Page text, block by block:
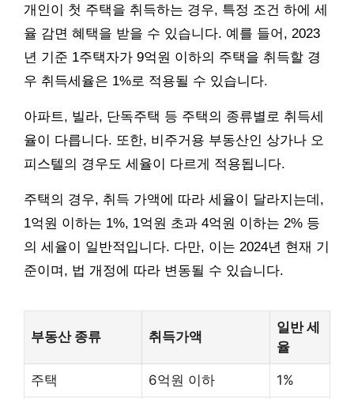
개인이 첫 주택을 취득하는 경우, 특정 조건 하에 세
율 감면 혜택을 받을 수 있습니다. 예를 들어, 2023
년 기준 1주택자가 9억원 이하의 주택을 취득할 경
우 취득세율은 1%로 적용될 수 있습니다.
아파트, 빌라, 단독주택 등 주택의 종류별로 취득세
율이 다릅니다. 또한, 비주거용 부동산인 상가나 오
피스텔의 경우도 세율이 다르게 적용됩니다.
주택의 경우, 취득 가액에 따라 세율이 달라지는데,
1억원 이하는 1%, 1억원 초과 4억원 이하는 2% 등
의 세율이 일반적입니다. 다만, 이는 2024년 현재 기
준이며, 법 개정에 따라 변동될 수 있습니다.
부동산 종류 취득가액
일반 세
율
주택 6억원 이하 1%